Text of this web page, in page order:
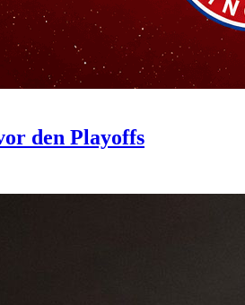
den Playoffs